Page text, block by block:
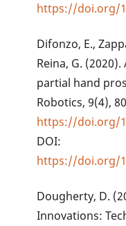
https://doi.org/
Difonzo, E.,
Reina, G.
partial hand
Robotics, 9(4),
https://doi.org/
DOI:
https://doi.org/
Dougherty, D.
Innovations: